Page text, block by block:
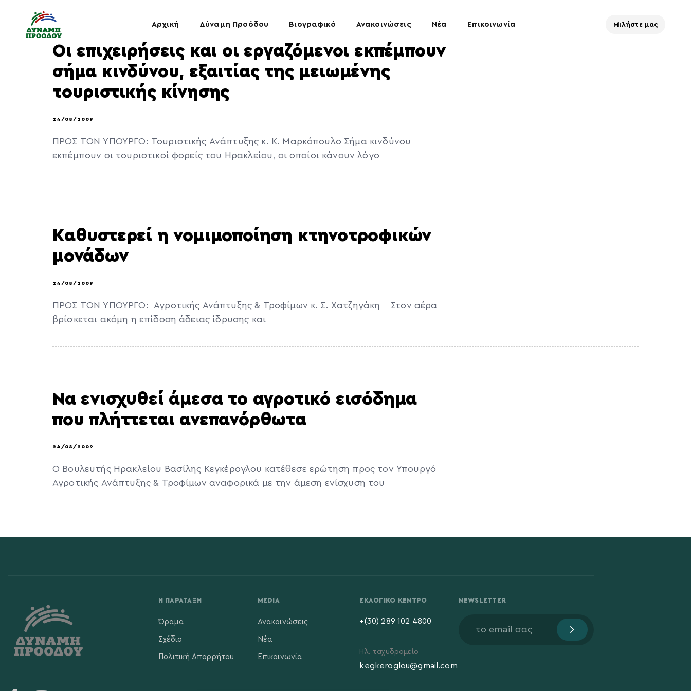
Αρχική Δύναμη Προόδου Βιογραφικό Ανακοινώσεις Νέα Επικοινωνία Μιλήστε μας
Οι επιχειρήσεις και οι εργαζόμενοι εκπέμπουν
σήμα κινδύνου, εξαιτίας της μειωμένης
τουριστικής κίνησης
24/08/2009
ΠΡΟΣ ΤΟΝ ΥΠΟΥΡΓΟ: Τουριστικής Ανάπτυξης κ. Κ. Μαρκόπουλο Σήμα κινδύνου
εκπέμπουν οι τουριστικοί φορείς του Ηρακλείου, οι οποίοι κάνουν λόγο
Καθυστερεί η νομιμοποίηση κτηνοτροφικών
μονάδων
24/08/2009
ΠΡΟΣ ΤΟΝ ΥΠΟΥΡΓΟ: Αγροτικής Ανάπτυξης & Τροφίμων κ. Σ. Χατζηγάκη Στον αέρα
βρίσκεται ακόμη η επίδοση άδειας ίδρυσης και
Να ενισχυθεί άμεσα το αγροτικό εισόδημα
που πλήττεται ανεπανόρθωτα
24/08/2009
Ο Βουλευτής Ηρακλείου Βασίλης Κεγκέρογλου κατέθεσε ερώτηση προς τον Υπουργό
Αγροτικής Ανάπτυξης & Τροφίμων αναφορικά με την άμεση ενίσχυση του
Η ΠΑΡΆΤΑΞΗ
Όραμα
Σχέδιο
Πολιτική Απορρήτου
MEDIA
Ανακοινώσεις
Νέα
Επικοινωνία
ΕΚΛΟΓΙΚΌ ΚΈΝΤΡΟ
+(30) 289 102 4800
Ηλ. ταχυδρομείο
kegkeroglou@gmail.com
NEWSLETTER